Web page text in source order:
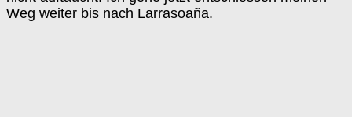
Weg weiter bis nach Larrasoaña.